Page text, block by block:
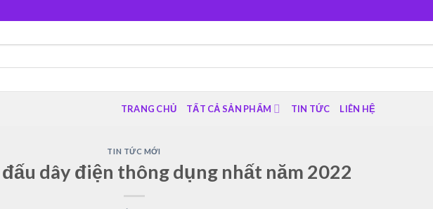
TRANG CHỦ TẤT CẢ SẢN PHẨM TIN TỨC LIÊN HỆ
TIN TỨC MỚI
đấu dây điện thông dụng nhất năm 2022